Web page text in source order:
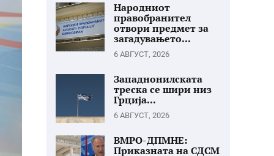
Народниот
правобранител
отвори предмет за
загадувањето...
6 АВГУСТ, 2026
Западнонилската
треска се шири низ
Грција...
6 АВГУСТ, 2026
ВМРО-ДПМНЕ:
Приказната на СДСМ